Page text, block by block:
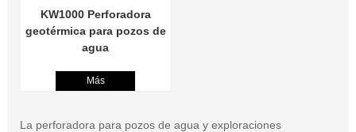
KW1000 Perforadora
geotérmica para pozos de
agua
Más
La perforadora para pozos de agua y exploraciones